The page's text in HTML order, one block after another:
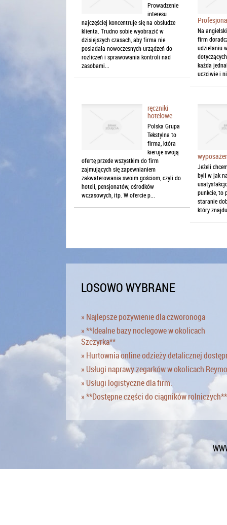
Prowadzenie
interesu
najczęściej koncentruje się na obsłudze
klienta. Trudno sobie wyobrazić w
dzisiejszych czasach, aby firma nie
posiadała nowoczesnych urządzeń do
rozliczeń i sprawowania kontroli nad
zasobami...
Na
firm
udzielaniu
każda
uczciwie i
ręczniki
hotelowe
Polska Grupa
Tekstylna to
firma, która
kieruje swoją
ofertę przede wszystkim do firm
zajmujących się zapewnianiem
zakwaterowania swoim gościom, czyli do
hoteli, pensjonatów, ośrodków
wczasowych, itp. W ofercie p...
Jeżeli
byli w jak
punkcie, to
staranie
który
LOSOWO WYBRANE
» Najlepsze pożywienie dla czworonoga
» **Idealne bazy noclegowe w okolicach
Szczyrka**
» Hurtownia online odzieży detalicznej
» Usługi naprawy zegarków w okolicach
» Usługi logistyczne dla firm.
» **Dostępne części do ciągników rolniczych**